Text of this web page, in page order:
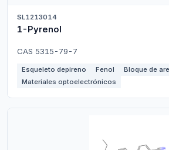
SL1213014
1-Pyrenol
CAS 5315-79-7
Esqueleto depireno Fenol
Bloque de
Materiales optoelectrónicos